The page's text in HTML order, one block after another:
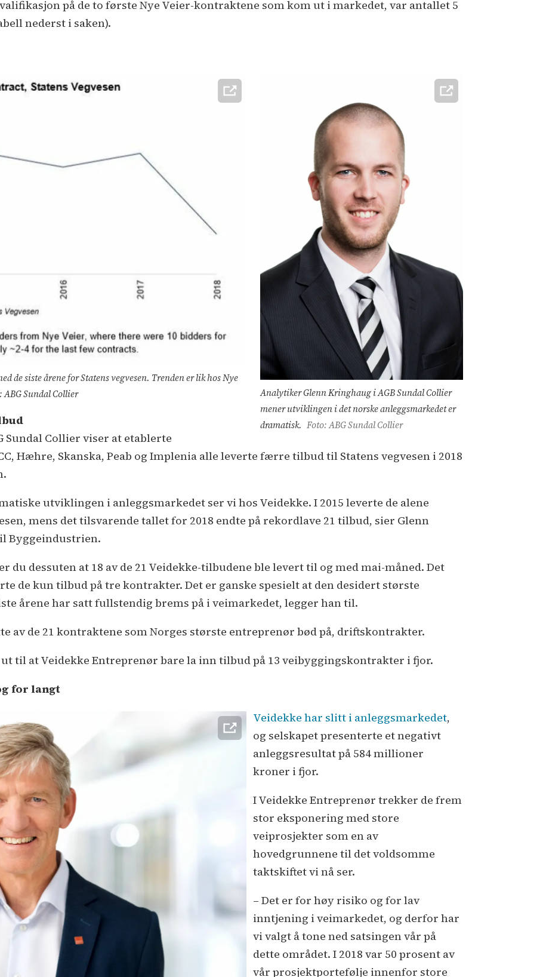
på de to første Nye Veier-kontraktene som kom ut i markedet, var antallet 5
nederst i saken).
de siste årene for Statens vegvesen. Trenden er lik hos Nye
Sundal Collier
Analytiker Glenn Kringhaug i AGB Sundal Collier
mener utviklingen i det norske anleggsmarkedet er
dramatisk. Foto: ABG Sundal Collier
Sundal Collier viser at etablerte
Hæhre, Skanska, Peab og Implenia alle leverte færre tilbud til Statens vegvesen i 2018
utviklingen i anleggsmarkedet ser vi hos Veidekke. I 2015 leverte de alene
mens det tilsvarende tallet for 2018 endte på rekordlave 21 tilbud, sier Glenn
Byggeindustrien.
du dessuten at 18 av de 21 Veidekke-tilbudene ble levert til og med mai-måned. Det
de kun tilbud på tre kontrakter. Det er ganske spesielt at den desidert største
årene har satt fullstendig brems på i veimarkedet, legger han til.
av de 21 kontraktene som Norges største entreprenør bød på, driftskontrakter.
ut til at Veidekke Entreprenør bare la inn tilbud på 13 veibyggingskontrakter i fjor.
for langt
Veidekke har slitt i anleggsmarkedet,
og selskapet presenterte et negativt
anleggsresultat på 584 millioner
kroner i fjor.
I Veidekke Entreprenør trekker de frem
stor eksponering med store
veiprosjekter som en av
hovedgrunnene til det voldsomme
taktskiftet vi nå ser.
– Det er for høy risiko og for lav
inntjening i veimarkedet, og derfor har
vi valgt å tone ned satsingen vår på
dette området. I 2018 var 50 prosent av
vår prosjektportefølje innenfor store